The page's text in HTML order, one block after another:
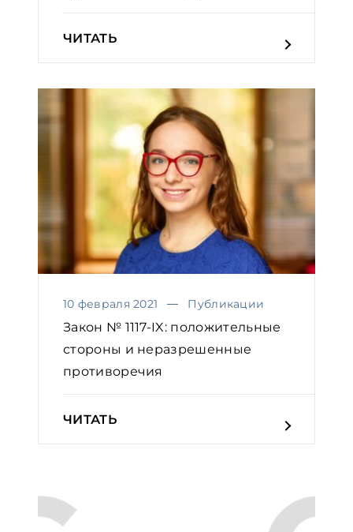
ЧИТАТЬ
10 февраля 2021 Публикации
Закон № 1117-IX: положительные
стороны и неразрешенные
противоречия
ЧИТАТЬ